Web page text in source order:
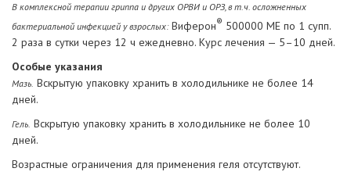
В комплексной терапии гриппа и других ОРВИ и ОРЗ, в т.ч. осложненных
бактериальной инфекцией у взрослых:Виферон® 500000 МЕ по 1 супп.
2 раза в сутки через 12 ч ежедневно. Курс лечения — 5–10 дней.
Особые указания
Мазь. Вскрытую упаковку хранить в холодильнике не более 14
дней.
Гель. Вскрытую упаковку хранить в холодильнике не более 10
дней.
Возрастные ограничения для применения геля отсутствуют.